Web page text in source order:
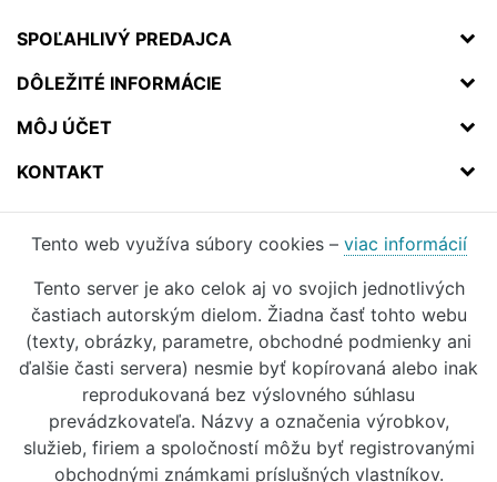
SPOĽAHLIVÝ PREDAJCA
DÔLEŽITÉ INFORMÁCIE
MÔJ ÚČET
KONTAKT
Tento web využíva súbory cookies – viac informácií
Tento server je ako celok aj vo svojich jednotlivých
častiach autorským dielom. Žiadna časť tohto webu
(texty, obrázky, parametre, obchodné podmienky ani
ďalšie časti servera) nesmie byť kopírovaná alebo inak
reprodukovaná bez výslovného súhlasu
prevádzkovateľa. Názvy a označenia výrobkov,
služieb, firiem a spoločností môžu byť registrovanými
obchodnými známkami príslušných vlastníkov.